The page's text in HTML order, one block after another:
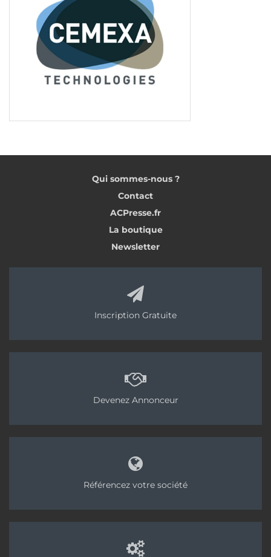
Qui sommes-nous ?
Contact
ACPresse.fr
La boutique
Newsletter
Inscription Gratuite
Devenez Annonceur
Référencez votre société